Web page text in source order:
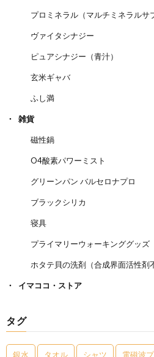
プロミネラル（マルチミネラルサ
ヴァイタシナジー
ピュアシナジー（青汁）
玄米ギャバ
ふし満
雑貨
磁性鍋
O4酸素パワーミスト
グリーンパン バルセロナプロ
ブラックシリカ
寝具
プライマリーウォーキンググッズ
ホタテ貝の洗剤（合成界面活性剤
イマココ・ストア
タグ
銀水 タオル シャツ 電磁波